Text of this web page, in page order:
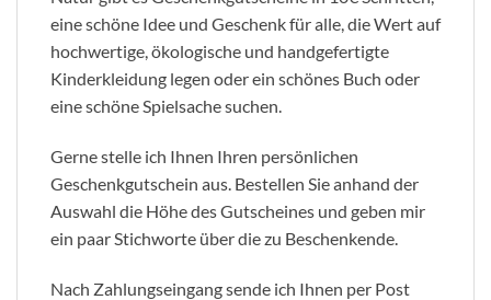
eine schöne Idee und Geschenk für alle, die Wert auf
hochwertige, ökologische und handgefertigte
Kinderkleidung legen oder ein schönes Buch oder
eine schöne Spielsache suchen.
Gerne stelle ich Ihnen Ihren persönlichen
Geschenkgutschein aus. Bestellen Sie anhand der
Auswahl die Höhe des Gutscheines und geben mir
ein paar Stichworte über die zu Beschenkende.
Nach Zahlungseingang sende ich Ihnen per Post